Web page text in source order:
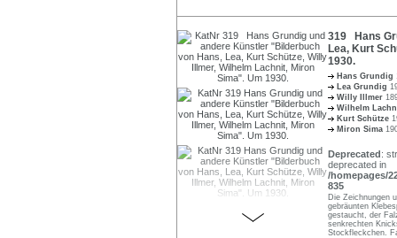
319 Hans
Lea, Kurt
1930.
Hans Grundig
Lea Grundig
Willy Illmer
Wilhelm
Kurt Schütze
Miron Sima
Deprecated:
deprecated in
/homepages/
835
Die Zeichnungen
gebräunten
gestaucht, der
senkrechten
Stockfleckchen.